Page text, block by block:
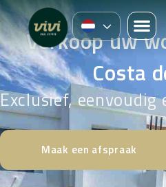
Verkoop uw
Costa
Exclusief, eenvoudig
Maak een afspraak